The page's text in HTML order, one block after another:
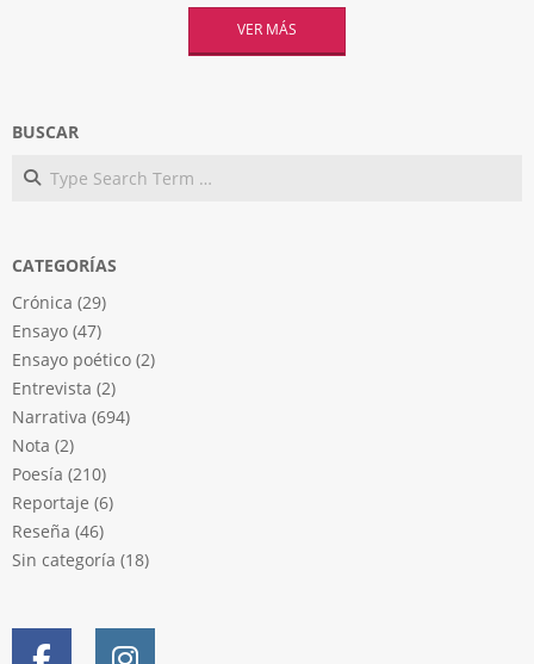
VER MÁS
BUSCAR
Search
CATEGORÍAS
Crónica (29)
Ensayo (47)
Ensayo poético (2)
Entrevista (2)
Narrativa (694)
Nota (2)
Poesía (210)
Reportaje (6)
Reseña (46)
Sin categoría (18)